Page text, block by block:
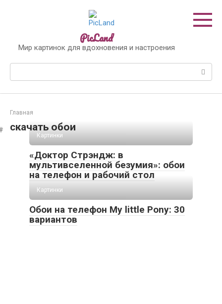
PicLand
Мир картинок для вдохновения и настроения
Поиск:
Главная
скачать обои
Картинки
«Доктор Стрэндж: в
мультивселенной безумия»: обои
на телефон и рабочий стол
Картинки
Обои на телефон My little Pony: 30
вариантов